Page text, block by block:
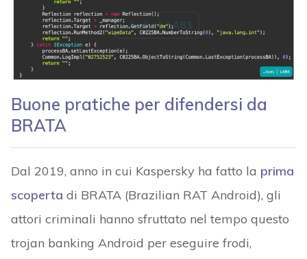
Buone pratiche per difendersi da
BRATA
Dal 2019, anno in cui Kaspersky ha fatto la prima
scoperta di BRATA (Brazilian RAT Android), gli
attori criminali hanno sfruttato nel tempo questo
trojan banking Android per eseguire frodi,